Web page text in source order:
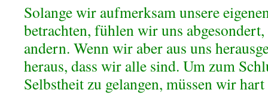
Solange wir aufmerksam unsere
betrachten, fühlen wir uns
andern. Wenn wir aber aus uns
heraus, dass wir alle sind. Um zum
Selbstheit zu gelangen, müssen wir